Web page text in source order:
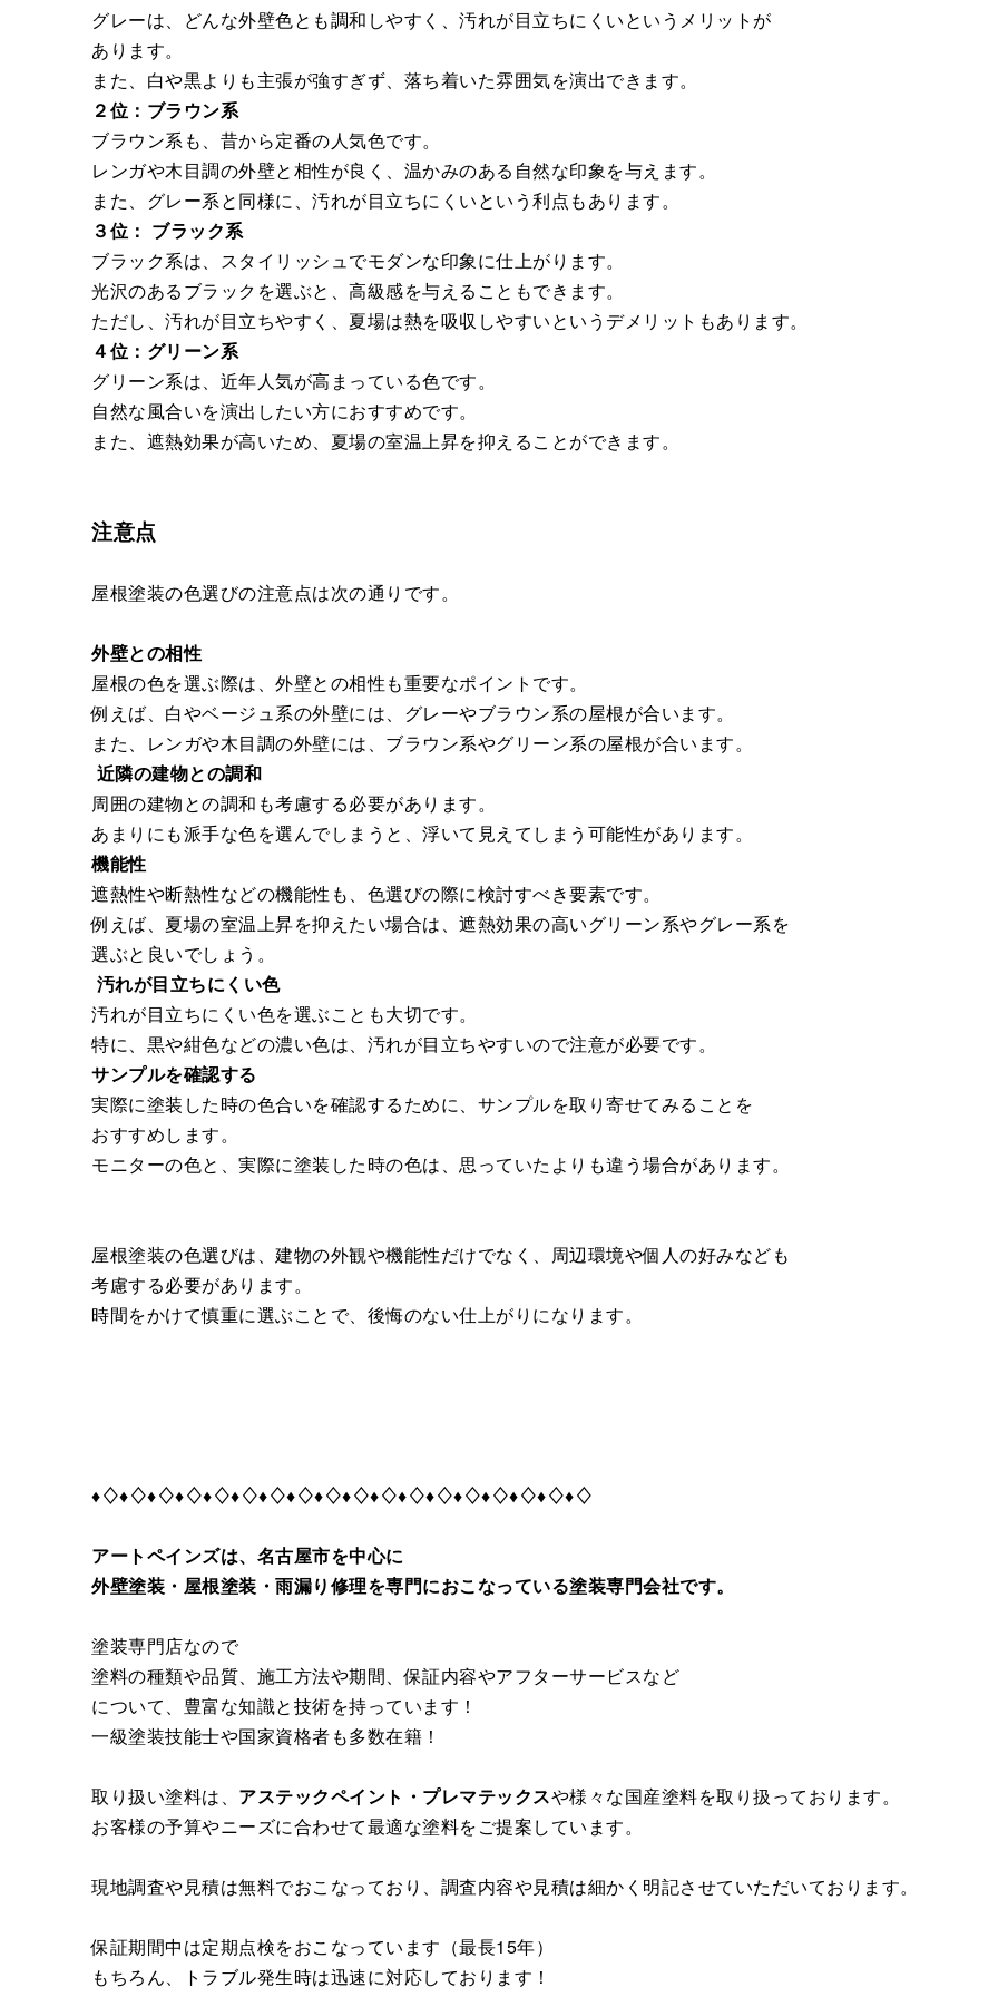
グレーは、どんな外壁色とも調和しやすく、汚れが目立ちにくいというメリットが
あります。
また、白や黒よりも主張が強すぎず、落ち着いた雰囲気を演出できます。
２位：ブラウン系
ブラウン系も、昔から定番の人気色です。
レンガや木目調の外壁と相性が良く、温かみのある自然な印象を与えます。
また、グレー系と同様に、汚れが目立ちにくいという利点もあります。
３位： ブラック系
ブラック系は、スタイリッシュでモダンな印象に仕上がります。
光沢のあるブラックを選ぶと、高級感を与えることもできます。
ただし、汚れが目立ちやすく、夏場は熱を吸収しやすいというデメリットもあります。
４位：グリーン系
グリーン系は、近年人気が高まっている色です。
自然な風合いを演出したい方におすすめです。
また、遮熱効果が高いため、夏場の室温上昇を抑えることができます。
注意点
屋根塗装の色選びの注意点は次の通りです。
外壁との相性
屋根の色を選ぶ際は、外壁との相性も重要なポイントです。
例えば、白やベージュ系の外壁には、グレーやブラウン系の屋根が合います。
また、レンガや木目調の外壁には、ブラウン系やグリーン系の屋根が合います。
近隣の建物との調和
周囲の建物との調和も考慮する必要があります。
あまりにも派手な色を選んでしまうと、浮いて見えてしまう可能性があります。
機能性
遮熱性や断熱性などの機能性も、色選びの際に検討すべき要素です。
例えば、夏場の室温上昇を抑えたい場合は、遮熱効果の高いグリーン系やグレー系を
選ぶと良いでしょう。
汚れが目立ちにくい色
汚れが目立ちにくい色を選ぶことも大切です。
特に、黒や紺色などの濃い色は、汚れが目立ちやすいので注意が必要です。
サンプルを確認する
実際に塗装した時の色合いを確認するために、サンプルを取り寄せてみることを
おすすめします。
モニターの色と、実際に塗装した時の色は、思っていたよりも違う場合があります。
屋根塗装の色選びは、建物の外観や機能性だけでなく、周辺環境や個人の好みなども
考慮する必要があります。
時間をかけて慎重に選ぶことで、後悔のない仕上がりになります。
♦♢♦♢♦♢♦♢♦♢♦♢♦♢♦♢♦♢♦♢♦♢♦♢♦♢♦♢♦♢♦♢♦♢♦♢
アートペインズは、名古屋市を中心に
外壁塗装・屋根塗装・雨漏り修理を専門におこなっている塗装専門会社です。
塗装専門店なので
塗料の種類や品質、施工方法や期間、保証内容やアフターサービスなど
について、豊富な知識と技術を持っています！
一級塗装技能士や国家資格者も多数在籍！
取り扱い塗料は、 アステックペイント・プレマテックスや様々な国産塗料を取り扱っております。
お客様の予算やニーズに合わせて最適な塗料をご提案しています。
現地調査や見積は無料でおこなっており、調査内容や見積は細かく明記させていただいております。
保証期間中は定期点検をおこなっています（最長15年）
もちろん、トラブル発生時は迅速に対応しております！